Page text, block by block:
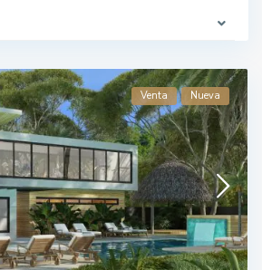
Venta Nueva